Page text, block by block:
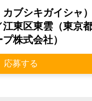
ブシキガイシャ
東区東雲（東京
株式会社）
応募する